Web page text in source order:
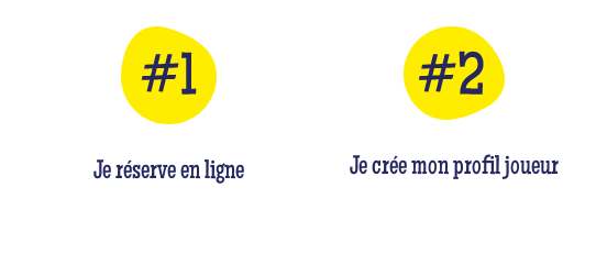
Je réserve en ligne Je crée mon profil joueur